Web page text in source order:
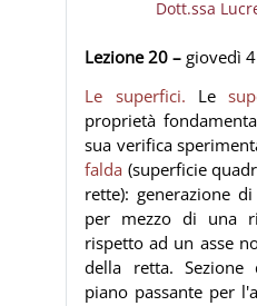
Dott.ssa
Lezione 20 –giovedì
Le superfici. Le
proprietà
sua verifica
falda (superficie
rette): generazione
per mezzo di una
rispetto ad un asse
della retta. Sezione
piano passante per